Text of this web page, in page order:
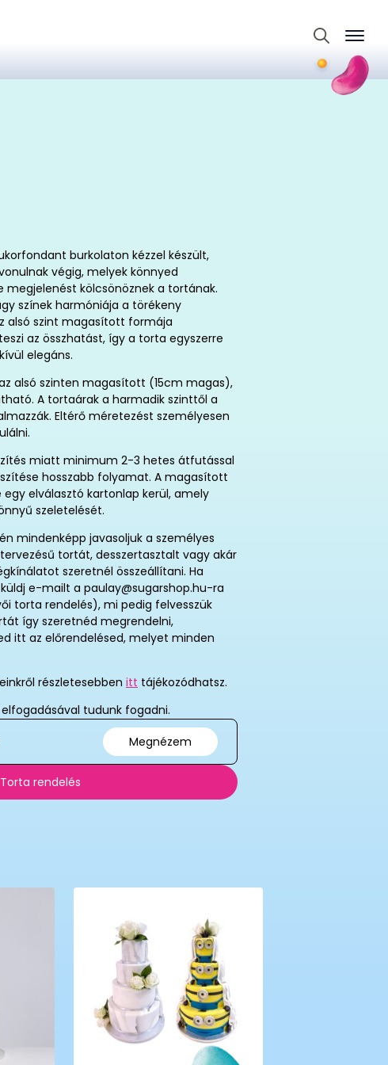
for:
burkolaton kézzel készült,
végig, melyek könnyed
megjelenést kölcsönöznek a tortának.
színek harmóniája a törékeny
alsó szint magasított formája
az összhatást, így a torta egyszerre
elegáns.
alsó szinten magasított (15cm magas),
A tortaárak a harmadik szinttől a
Eltérő méretezést személyesen
miatt minimum 2-3 hetes átfutással
hosszabb folyamat. A magasított
elválasztó kartonlap kerül, amely
szeletelését.
mindenképp javasoljuk a személyes
tortát, desszertasztalt vagy akár
szeretnél összeállítani. Ha
e-mailt a paulay@sugarshop.hu-ra
torta rendelés), mi pedig felvesszük
így szeretnéd megrendelni,
itt az előrendelésed, melyet minden
részletesebben itt tájékozódhatsz.
tudunk fogadni.
Megnézem
Torta rendelés